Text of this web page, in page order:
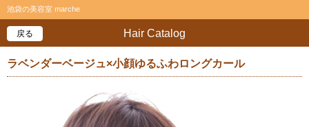
池袋の美容室 marche
Hair Catalog
戻る
ラベンダーベージュ×小顔ゆるふわロングカール